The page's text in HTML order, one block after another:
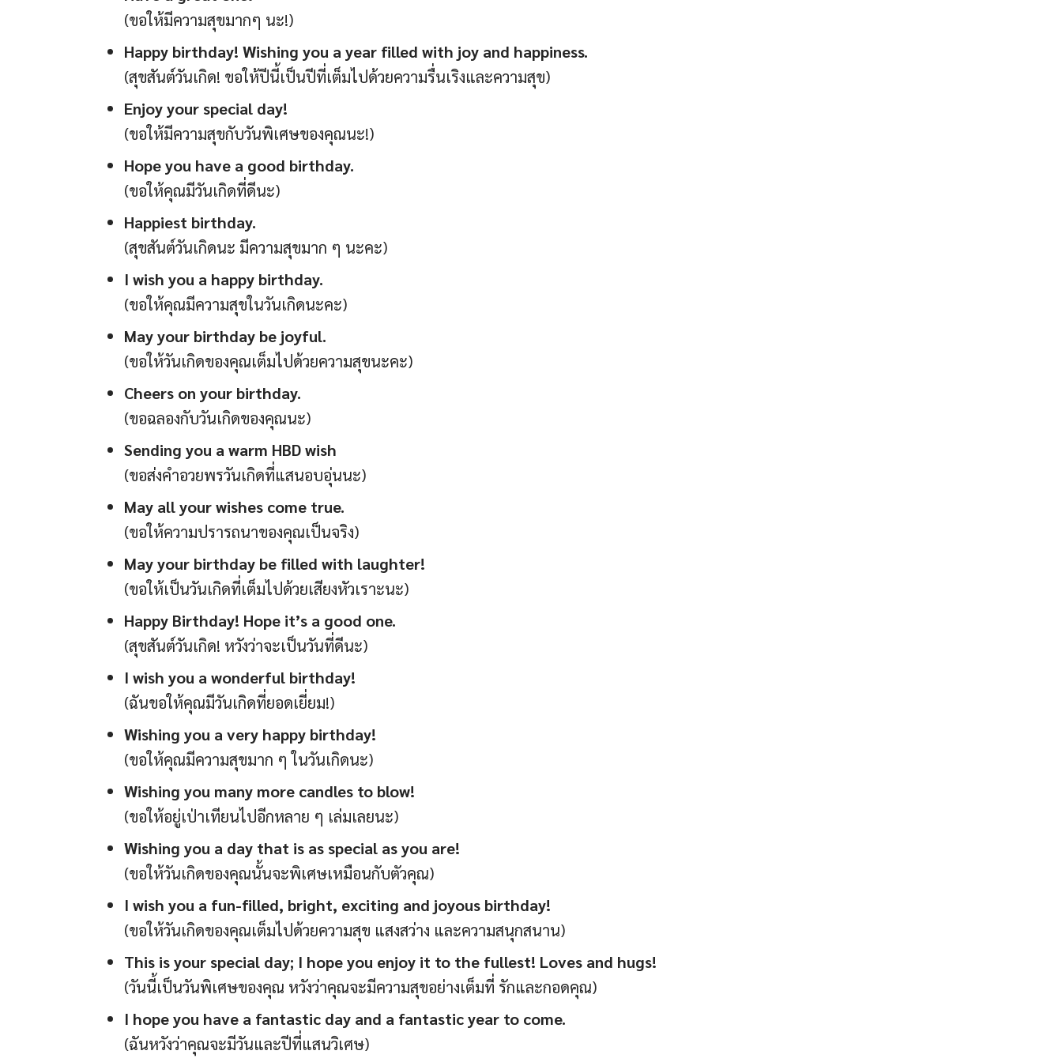
(ขอให้มีความสุขมากๆ นะ!)
Happy birthday! Wishing you a year filled with joy and happiness.
(สุขสันต์วันเกิด! ขอให้ปีนี้เป็นปีที่เต็มไปด้วยความรื่นเริงและความสุข)
Enjoy your special day!
(ขอให้มีความสุขกับวันพิเศษของคุณนะ!)
Hope you have a good birthday.
(ขอให้คุณมีวันเกิดที่ดีนะ)
Happiest birthday.
(สุขสันต์วันเกิดนะ มีความสุขมาก ๆ นะคะ)
I wish you a happy birthday.
(ขอให้คุณมีความสุขในวันเกิดนะคะ)
May your birthday be joyful.
(ขอให้วันเกิดของคุณเต็มไปด้วยความสุขนะคะ)
Cheers on your birthday.
(ขอฉลองกับวันเกิดของคุณนะ)
Sending you a warm HBD wish
(ขอส่งคำอวยพรวันเกิดที่แสนอบอุ่นนะ)
May all your wishes come true.
(ขอให้ความปรารถนาของคุณเป็นจริง)
May your birthday be filled with laughter!
(ขอให้เป็นวันเกิดที่เต็มไปด้วยเสียงหัวเราะนะ)
Happy Birthday! Hope it’s a good one.
(สุขสันต์วันเกิด! หวังว่าจะเป็นวันที่ดีนะ)
I wish you a wonderful birthday!
(ฉันขอให้คุณมีวันเกิดที่ยอดเยี่ยม!)
Wishing you a very happy birthday!
(ขอให้คุณมีความสุขมาก ๆ ในวันเกิดนะ)
Wishing you many more candles to blow!
(ขอให้อยู่เป่าเทียนไปอีกหลาย ๆ เล่มเลยนะ)
Wishing you a day that is as special as you are!
(ขอให้วันเกิดของคุณนั้นจะพิเศษเหมือนกับตัวคุณ)
I wish you a fun-filled, bright, exciting and joyous birthday!
(ขอให้วันเกิดของคุณเต็มไปด้วยความสุข แสงสว่าง และความสนุกสนาน)
This is your special day; I hope you enjoy it to the fullest! Loves and hugs!
(วันนี้เป็นวันพิเศษของคุณ หวังว่าคุณจะมีความสุขอย่างเต็มที่ รักและกอดคุณ)
I hope you have a fantastic day and a fantastic year to come.
(ฉันหวังว่าคุณจะมีวันและปีที่แสนวิเศษ)